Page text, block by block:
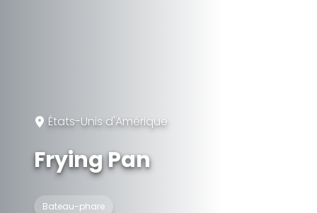
États-Unis d'Amérique
Frying Pan
Bateau-phare